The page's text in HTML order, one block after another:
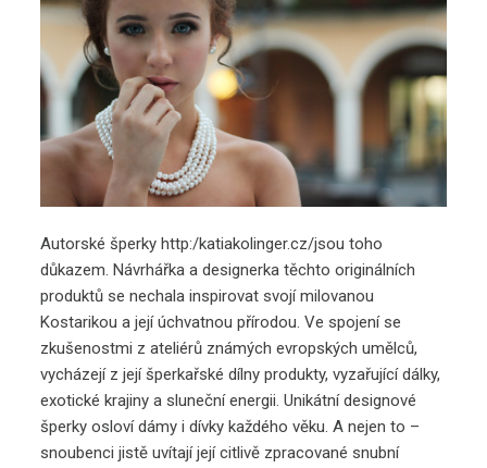
Autorské šperky http:/katiakolinger.cz/jsou toho
důkazem. Návrhářka a designerka těchto originálních
produktů se nechala inspirovat svojí milovanou
Kostarikou a její úchvatnou přírodou. Ve spojení se
zkušenostmi z ateliérů známých evropských umělců,
vycházejí z její šperkařské dílny produkty, vyzařující dálky,
exotické krajiny a sluneční energii. Unikátní designové
šperky osloví dámy i dívky každého věku. A nejen to –
snoubenci jistě uvítají její citlivě zpracované snubní